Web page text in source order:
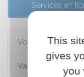
Services en
Voir aussi
Vaccinations en
This
gives
you